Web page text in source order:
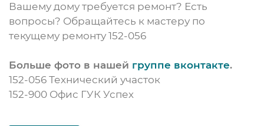
Вашему дому требуется ремонт? Есть
вопросы? Обращайтесь к мастеру по
текущему ремонту 152-056
Больше фото в нашей группе вконтакте.
152-056 Технический участок
152-900 Офис ГУК Успех